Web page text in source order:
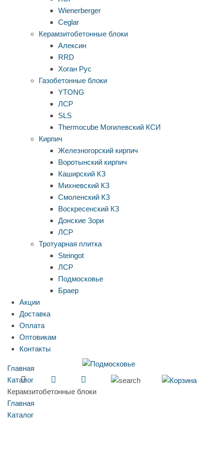
Wienerberger
Ceglar
Керамзитобетонные блоки
Алексин
RRD
Хоган Рус
Газобетонные блоки
YTONG
ЛСР
SLS
Thermocube Могилевский КСИ
Кирпич
Железногорский кирпич
Воротынский кирпич
Каширский КЗ
Михневский КЗ
Смоленский КЗ
Воскресенский КЗ
Донские Зори
ЛСР
Тротуарная плитка
Steingot
ЛСР
Подмосковье
Браер
Акции
Доставка
Оплата
Оптовикам
Контакты
Главная
Каталог
Керамзитобетонные блоки
Главная
Каталог